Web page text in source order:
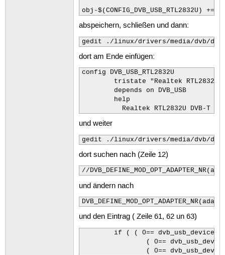
obj-$(CONFIG_DVB_USB_RTL2832U)
abspeichern, schließen und dann:
gedit ./linux/drivers/media/dvb/
dort am Ende einfügen:
config DVB_USB_RTL2832U
tristate "Realtek RTL2832U
        depends on DVB_USB
        help
Realtek RTL2832U DVB-T
und weiter
gedit ./linux/drivers/media/dvb/
dort suchen nach (Zeile 12)
//
und ändern nach
und den Eintrag ( Zeile 61, 62 un 63)
( 0==
( 0==